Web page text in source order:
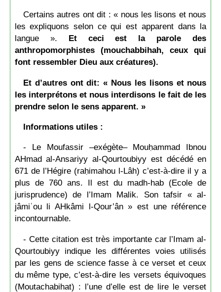
Certains autres ont dit : « nous les lisons et nous
les expliquons selon ce qui est apparent dans la
langue ». Et ceci est la parole des
anthropomorphistes (mouchabbihah, ceux qui
font ressembler Dieu aux créatures).
Et d’autres ont dit: « Nous les lisons et nous
les interprétons et nous interdisons le fait de les
prendre selon le sens apparent. »
Informations utiles :
- Le Moufassir –exégète– Mouḥammad Ibnou
AHmad al-Ansariyy al-Qourtoubiyy est décédé en
671 de l’Hégire (raḥimahou l-Lâh) c’est-à-dire il y a
plus de 760 ans. Il est du madh-hab (Ecole de
jurisprudence) de l’Imam Malik. Son tafsir « al-
jâmiʿou li AHkâmi l-Qour’ân » est une référence
incontournable.
- Cette citation est très importante car l’Imam al-
Qourtoubiyy indique les différentes voies utilisés
par les gens de science fasse à ce verset et ceux
du même type, c’est-à-dire les versets équivoques
(Moutachabihat) : l’une d’elle est de lire le verset